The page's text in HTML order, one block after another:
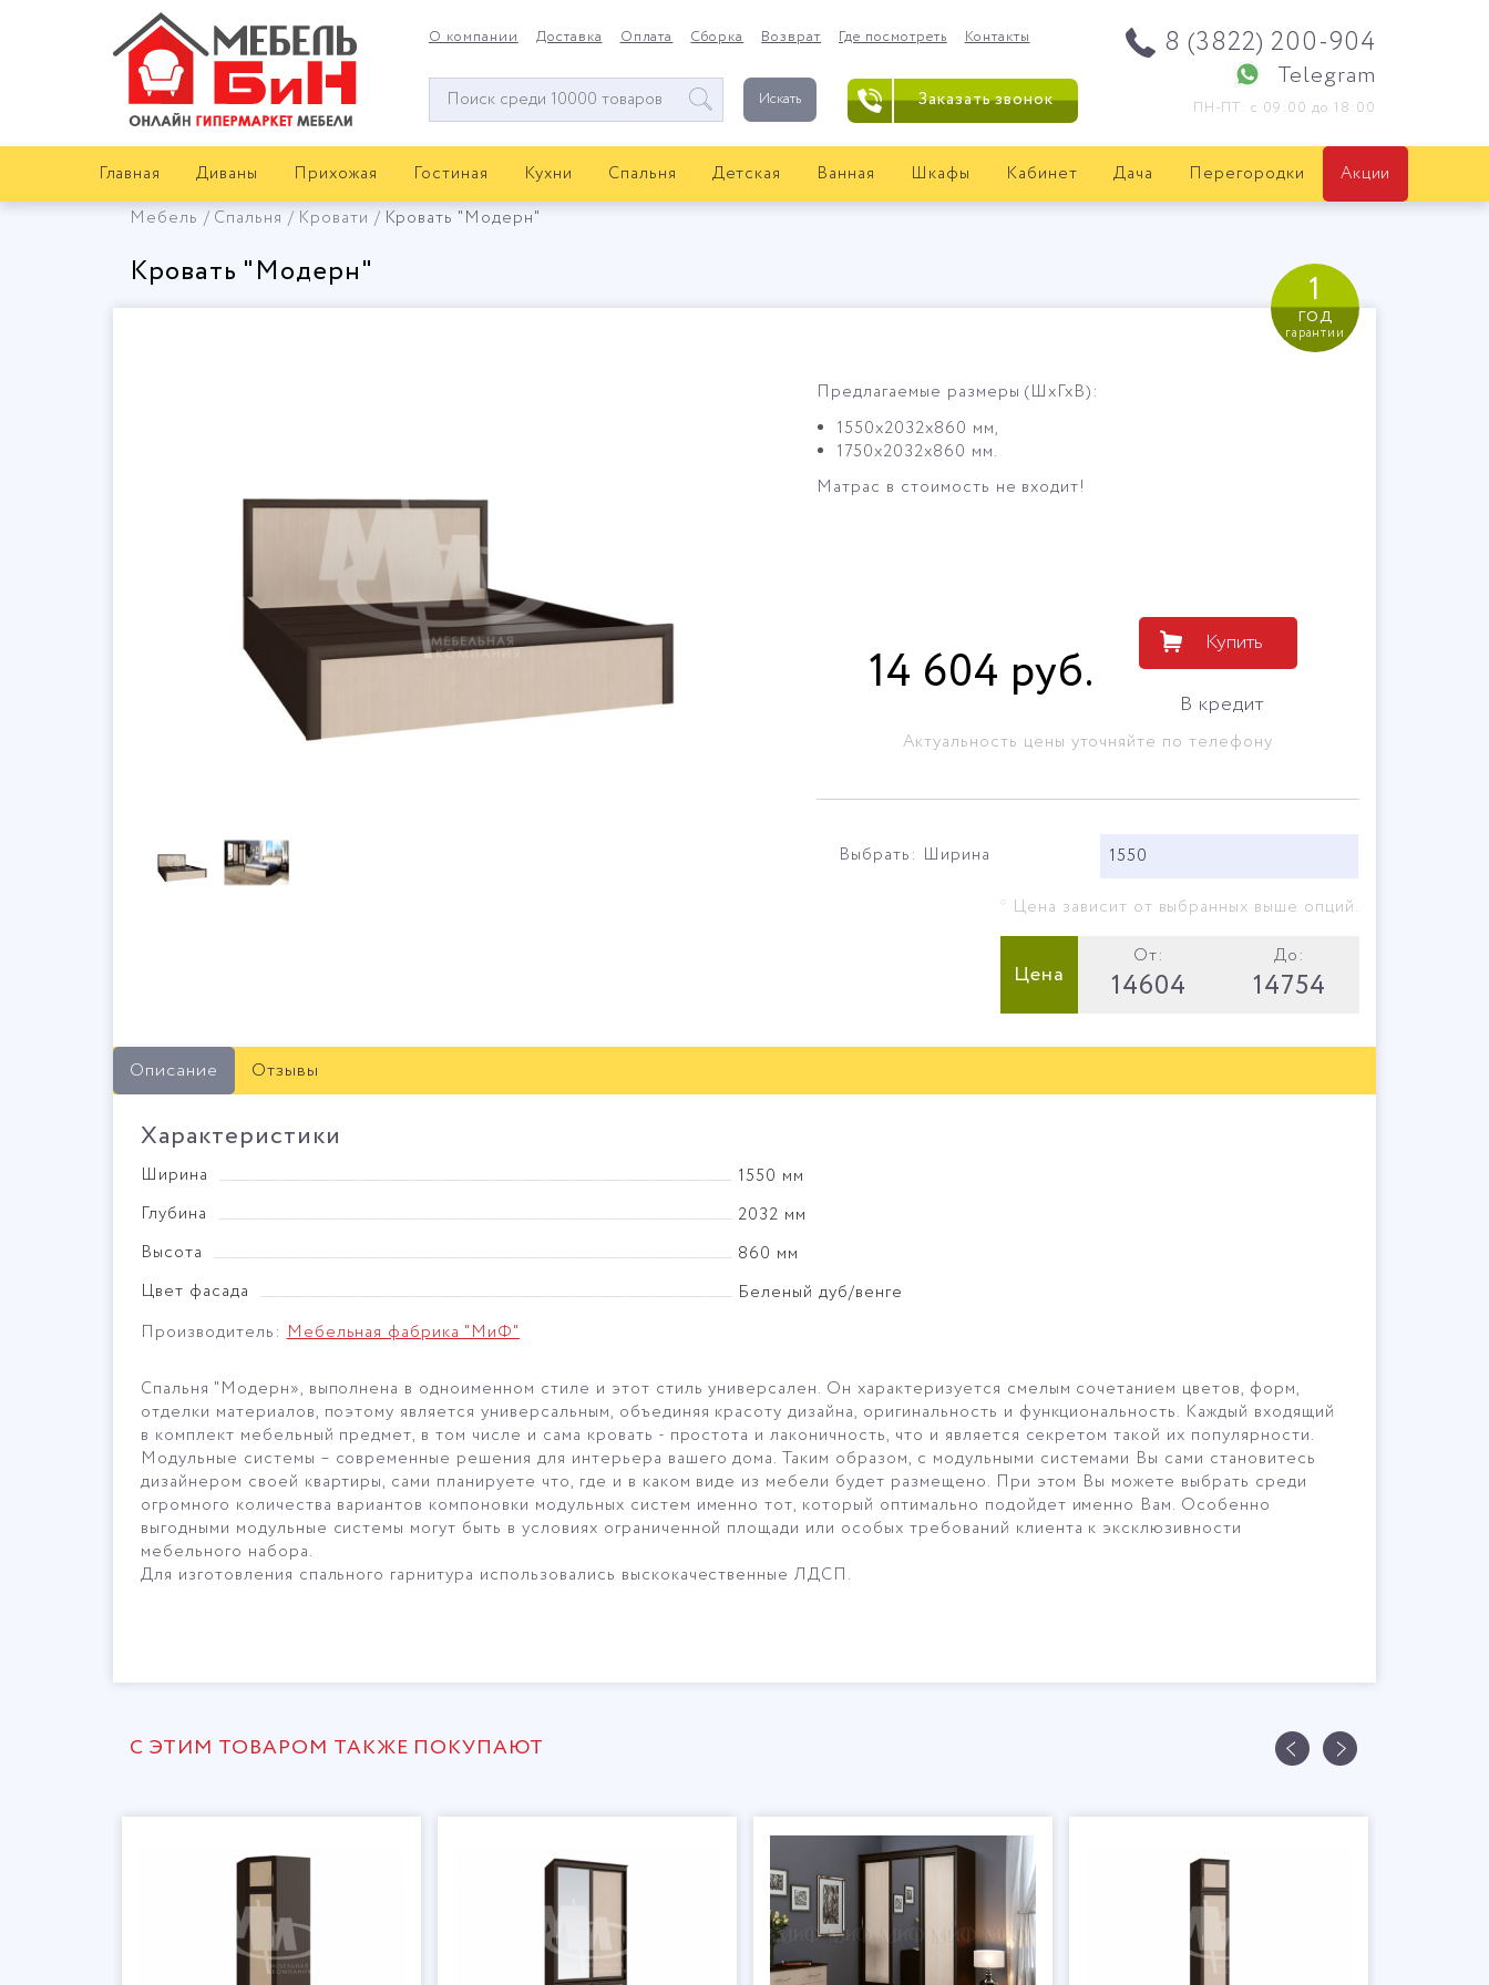
О компании Доставка Оплата Сборка Возврат Где посмотреть Контакты
Окно
поиска
Искать
8 (3822) 200-904
Telegram
ПН-ПТ: с 09:00 до 18:00
Заказать звонок
Главная Диваны Прихожая Гостиная Кухни Спальня Детская Ванная Шкафы Кабинет Дача Перегородки
Акции
Мебель
Спальня Кровати Кровать "Модерн"
Кровать "Модерн" 1
год
гарантии
Предлагаемые размеры (ШхГхВ):
1550х2032х860 мм,
1750х2032х860 мм.
Матрас в стоимость не входит!
14 604 руб. Купить
В кредит
Актуальность цены уточняйте по телефону
Выбрать: Ширина 1550
* Цена зависит от выбранных выше опций.
Цена
От:
14604
До:
14754
Описание Отзывы
Характеристики
Ширина
1550 мм
Глубина
2032 мм
Высота
860 мм
Цвет фасада
Беленый дуб/венге
Производитель:Мебельная фабрика "МиФ"
Спальня "Модерн», выполнена в одноименном стиле и этот стиль универсален. Он характеризуется смелым сочетанием цветов, форм,
отделки материалов, поэтому является универсальным, объединяя красоту дизайна, оригинальность и функциональность. Каждый входящий
в комплект мебельный предмет, в том числе и сама кровать - простота и лаконичность, что и является секретом такой их популярности.
Модульные системы – современные решения для интерьера вашего дома. Таким образом, с модульными системами Вы сами становитесь
дизайнером своей квартиры, сами планируете что, где и в каком виде из мебели будет размещено. При этом Вы можете выбрать среди
огромного количества вариантов компоновки модульных систем именно тот, который оптимально подойдет именно Вам. Особенно
выгодными модульные системы могут быть в условиях ограниченной площади или особых требований клиента к эксклюзивности
мебельного набора.
Для изготовления спального гарнитура использовались выскокачественные ЛДСП.
С ЭТИМ ТОВАРОМ ТАКЖЕ ПОКУПАЮТ